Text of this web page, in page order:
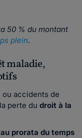
50 % du montant
plein.
maladie,
ou accidents de
perte du droit à la
prorata du temps